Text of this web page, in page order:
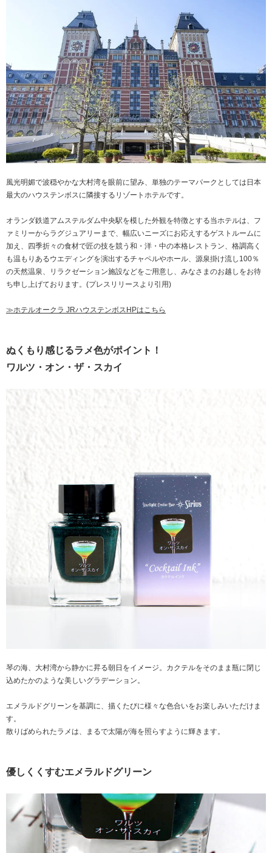
風光明媚で波穏やかな大村湾を眼前に望み、単独のテーマパークとしては日本
最大のハウステンボスに隣接するリゾートホテルです。
オランダ鉄道アムステルダム中央駅を模した外観を特徴とする当ホテルは、フ
ァミリーからラグジュアリーまで、幅広いニーズにお応えするゲストルームに
加え、四季折々の食材で匠の技を競う和・洋・中の本格レストラン、格調高く
も温もりあるウエディングを演出するチャペルやホール、源泉掛け流し100％
の天然温泉、リラクゼーション施設などをご用意し、みなさまのお越しをお待
ち申し上げております。 (プレスリリースより引用)
≫ホテルオークラ JRハウステンボスHPはこちら
ぬくもり感じるラメ色がポイント！
ワルツ・オン・ザ・スカイ
琴の海、大村湾から静かに昇る朝日をイメージ。カクテルをそのまま瓶に閉じ
込めたかのような美しいグラデーション。
エメラルドグリーンを基調に、描くたびに様々な色合いをお楽しみいただけま
す。
散りばめられたラメは、まるで太陽が海を照らすように輝きます。
優しくくすむエメラルドグリーン